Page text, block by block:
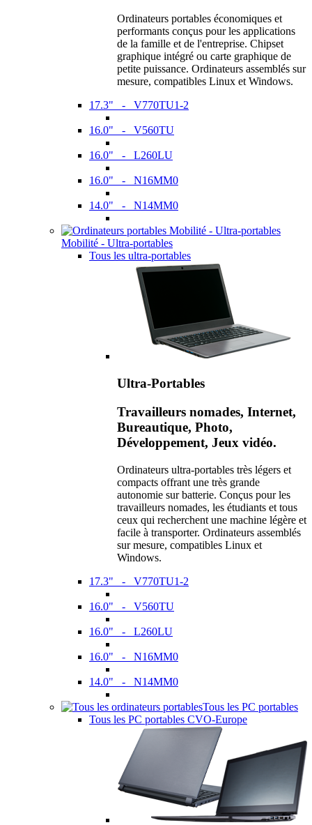
Ordinateurs portables économiques et
performants conçus pour les applications
de la famille et de l'entreprise. Chipset
graphique intégré ou carte graphique de
petite puissance. Ordinateurs assemblés sur
mesure, compatibles Linux et Windows.
17.3" - V770TU1-2
16.0" - V560TU
16.0" - L260LU
16.0" - N16MM0
14.0" - N14MM0
Mobilité - Ultra-portables
Tous les ultra-portables
Ultra-Portables
Travailleurs nomades, Internet,
Bureautique, Photo,
Développement, Jeux vidéo.
Ordinateurs ultra-portables très légers et
compacts offrant une très grande
autonomie sur batterie. Conçus pour les
travailleurs nomades, les étudiants et tous
ceux qui recherchent une machine légère et
facile à transporter. Ordinateurs assemblés
sur mesure, compatibles Linux et
Windows.
17.3" - V770TU1-2
16.0" - V560TU
16.0" - L260LU
16.0" - N16MM0
14.0" - N14MM0
Tous les PC portables
Tous les PC portables CVO-Europe